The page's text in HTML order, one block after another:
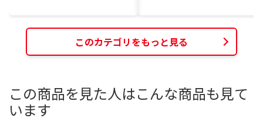
このカテゴリをもっと見る
この商品を見た人はこんな商品も見て
います